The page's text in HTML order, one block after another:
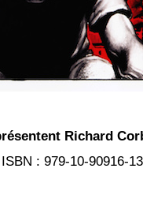
Richard
: 979-10-90916-